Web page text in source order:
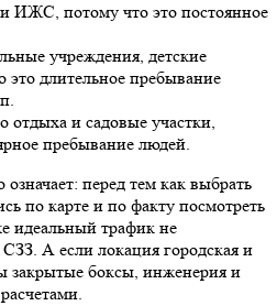
ИЖС, потому что это постоянное
учреждения, детские
длительное пребывание
отдыха и садовые участки,
пребывание людей.
перед тем как выбрать
по карте и по факту посмотреть
идеальный трафик не
А если локация городская и
закрытые боксы, инженерия и